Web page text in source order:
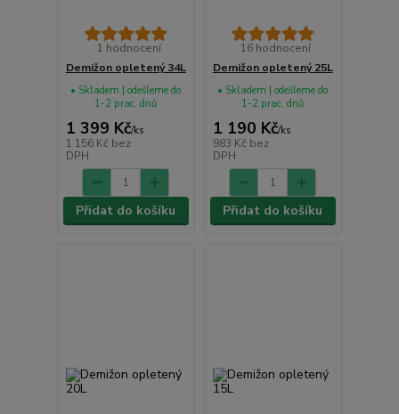
1 hodnocení
Demižon opletený 34L
1 399 Kč/ks
1 156 Kč bez
DPH
• Skladem | odešleme do
1-2 prac. dnů
Přidat do košíku
16 hodnocení
Demižon opletený 25L
1 190 Kč/ks
983 Kč bez
DPH
• Skladem | odešleme do
1-2 prac. dnů
Přidat do košíku